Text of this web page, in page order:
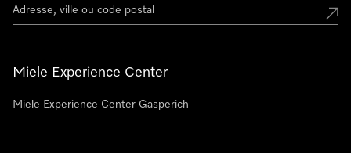
Miele Experience Center
Miele Experience Center Gasperich